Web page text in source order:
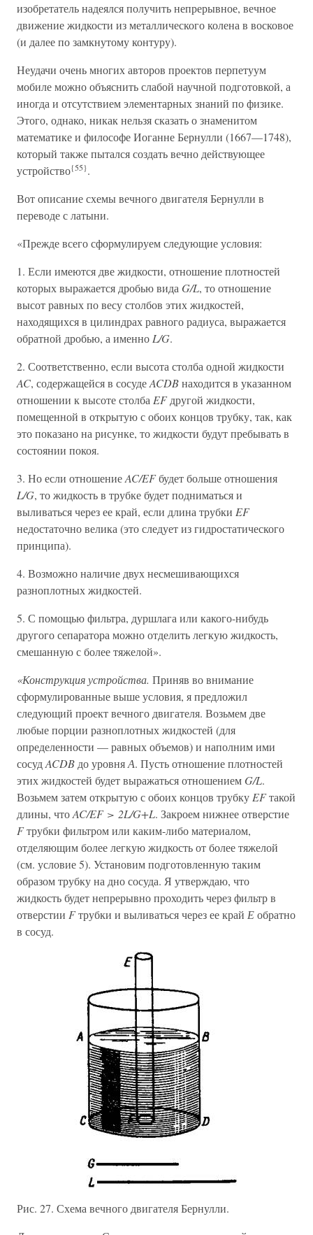
изобретатель надеялся получить непрерывное, вечное
движение жидкости из металлического колена в восковое
(и далее по замкнутому контуру).
Неудачи очень многих авторов проектов перпетуум
мобиле можно объяснить слабой научной подготовкой, а
иногда и отсутствием элементарных знаний по физике.
Этого, однако, никак нельзя сказать о знаменитом
математике и философе Иоганне Бернулли (1667—1748),
который также пытался создать вечно действующее
устройство{55}.
Вот описание схемы вечного двигателя Бернулли в
переводе с латыни.
«Прежде всего сформулируем следующие условия:
1. Если имеются две жидкости, отношение плотностей
которых выражается дробью вида G/L, то отношение
высот равных по весу столбов этих жидкостей,
находящихся в цилиндрах равного радиуса, выражается
обратной дробью, а именно L/G.
2. Соответственно, если высота столба одной жидкости
AC, содержащейся в сосудеACDBнаходится в указанном
отношении к высоте столба EFдругой жидкости,
помещенной в открытую с обоих концов трубку, так, как
это показано на рисунке, то жидкости будут пребывать в
состоянии покоя.
3. Но если отношениеAC/EFбудет больше отношения
L/G, то жидкость в трубке будет подниматься и
выливаться через ее край, если длина трубки EF
недостаточно велика (это следует из гидростатического
принципа).
4. Возможно наличие двух несмешивающихся
разноплотных жидкостей.
5. С помощью фильтра, дуршлага или какого-нибудь
другого сепаратора можно отделить легкую жидкость,
смешанную с более тяжелой».
«Конструкция устройства. Приняв во внимание
сформулированные выше условия, я предложил
следующий проект вечного двигателя. Возьмем две
любые порции разноплотных жидкостей (для
определенности — равных объемов) и наполним ими
сосудACDB до уровняА. Пусть отношение плотностей
этих жидкостей будет выражаться отношениемG/L.
Возьмем затем открытую с обоих концов трубку EFтакой
длины, чтоAC/EF > 2L/G+L. Закроем нижнее отверстие
Fтрубки фильтром или каким-либо материалом,
отделяющим более легкую жидкость от более тяжелой
(см. условие 5). Установим подготовленную таким
образом трубку на дно сосуда. Я утверждаю, что
жидкость будет непрерывно проходить через фильтр в
отверстии Fтрубки и выливаться через ее край Еобратно
в сосуд.
Рис. 27. Схема вечного двигателя Бернулли.